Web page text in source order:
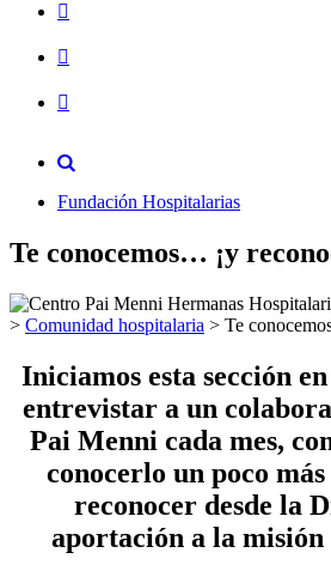
Fundación Hospitalarias
Te conocemos… ¡y
> Comunidad hospitalaria > Te
Iniciamos esta sección
entrevistar a un
Pai Menni cada mes,
conocerlo un poco
reconocer desde la
aportación a la misión